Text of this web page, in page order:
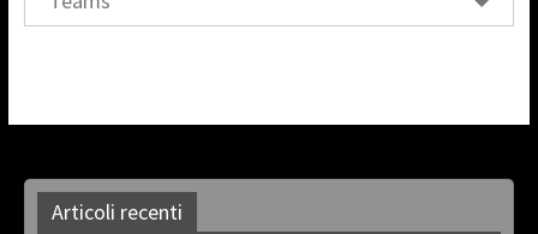
Articoli recenti